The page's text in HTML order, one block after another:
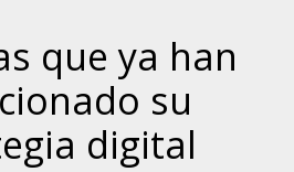
que ya han
su
digital